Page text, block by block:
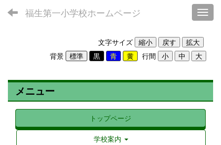
福生第一小学校ホームページ
文字サイズ
背景
行間
メニュー
トップページ
学校案内